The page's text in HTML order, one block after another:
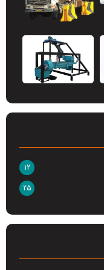
12
25